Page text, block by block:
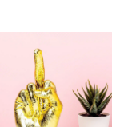
22,99 €19,99 €.